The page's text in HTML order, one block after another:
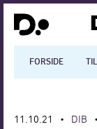
FORSIDE
11.10.21 • DIB •